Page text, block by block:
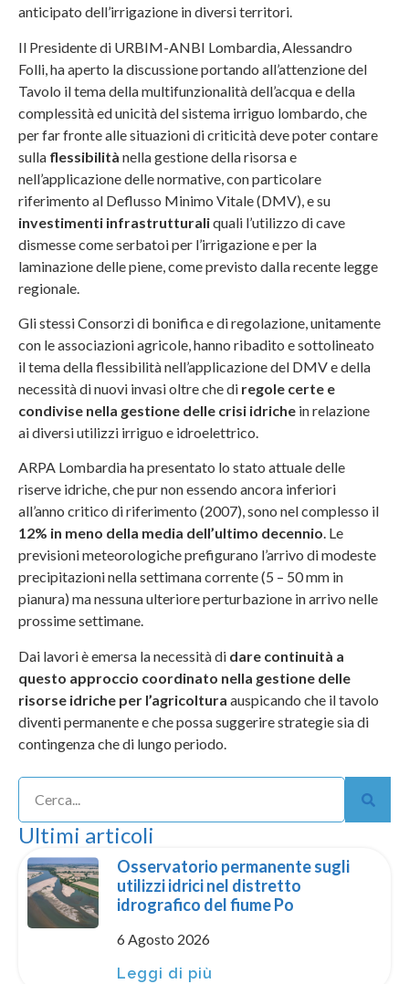
anticipato dell’irrigazione in diversi territori.
Il Presidente di URBIM-ANBI Lombardia, Alessandro
Folli, ha aperto la discussione portando all’attenzione del
Tavolo il tema della multifunzionalità dell’acqua e della
complessità ed unicità del sistema irriguo lombardo, che
per far fronte alle situazioni di criticità deve poter contare
sulla flessibilità nella gestione della risorsa e
nell’applicazione delle normative, con particolare
riferimento al Deflusso Minimo Vitale (DMV), e su
investimenti infrastrutturaliquali l’utilizzo di cave
dismesse come serbatoi per l’irrigazione e per la
laminazione delle piene, come previsto dalla recente legge
regionale.
Gli stessi Consorzi di bonifica e di regolazione, unitamente
con le associazioni agricole, hanno ribadito e sottolineato
il tema della flessibilità nell’applicazione del DMV e della
necessità di nuovi invasi oltre che di regole certe e
condivise nella gestione delle crisi idriche in relazione
ai diversi utilizzi irriguo e idroelettrico.
ARPA Lombardia ha presentato lo stato attuale delle
riserve idriche, che pur non essendo ancora inferiori
all’anno critico di riferimento (2007), sono nel complesso il
12% in meno della media dell’ultimo decennio. Le
previsioni meteorologiche prefigurano l’arrivo di modeste
precipitazioni nella settimana corrente (5 – 50 mm in
pianura) ma nessuna ulteriore perturbazione in arrivo nelle
prossime settimane.
Dai lavori è emersa la necessità di dare continuità a
questo approccio coordinato nella gestione delle
risorse idriche per l’agricoltura auspicando che il tavolo
diventi permanente e che possa suggerire strategie sia di
contingenza che di lungo periodo.
Ultimi articoli
Osservatorio permanente sugli
utilizzi idrici nel distretto
idrografico del fiume Po
6 Agosto 2026
Leggi di più